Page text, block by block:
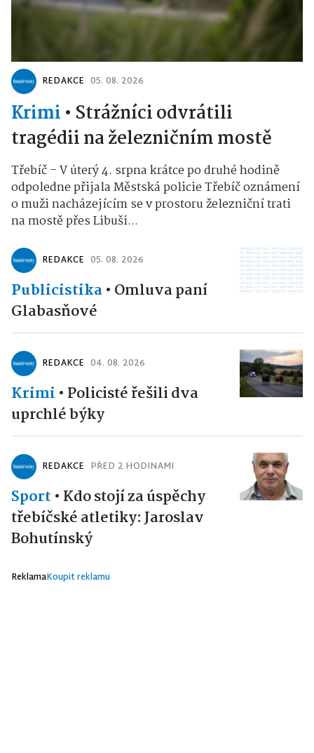
REDAKCE 05. 08. 2026
Krimi • Strážníci odvrátili
tragédii na železničním mostě
Třebíč – V úterý 4. srpna krátce po druhé hodině
odpoledne přijala Městská policie Třebíč oznámení
o muži nacházejícím se v prostoru železniční trati
na mostě přes Libuši...
REDAKCE 05. 08. 2026
Publicistika• Omluva paní
Glabasňové
REDAKCE 04. 08. 2026
Krimi • Policisté řešili dva
uprchlé býky
REDAKCE PŘED 2 HODINAMI
Sport • Kdo stojí za úspěchy
třebíčské atletiky: Jaroslav
Bohutínský
ReklamaKoupit reklamu